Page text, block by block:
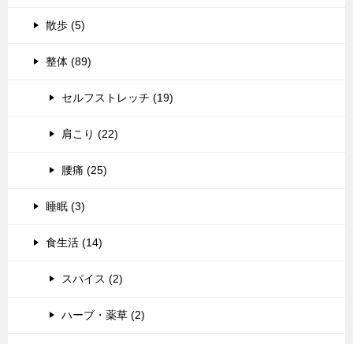
散歩 (5)
整体 (89)
セルフストレッチ (19)
肩こり (22)
腰痛 (25)
睡眠 (3)
食生活 (14)
スパイス (2)
ハーブ・薬草 (2)